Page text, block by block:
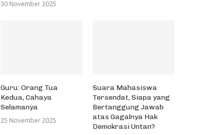
30 November 2025
Guru: Orang Tua
Kedua, Cahaya
Selamanya
25 November 2025
Suara Mahasiswa
Tersendat, Siapa yang
Bertanggung Jawab
atas Gagalnya Hak
Demokrasi Untan?